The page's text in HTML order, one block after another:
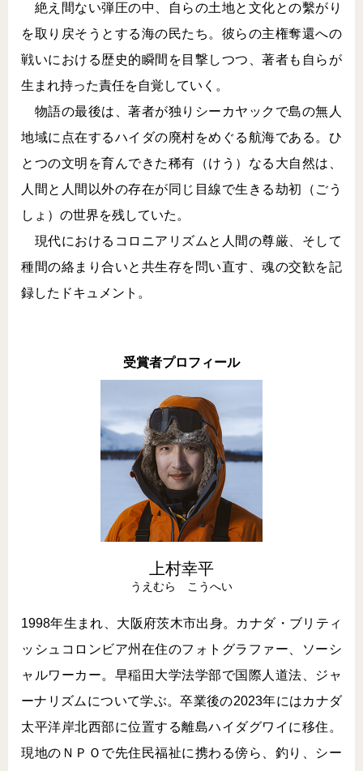
絶え間ない弾圧の中、自らの土地と文化との繫がり
を取り戻そうとする海の民たち。彼らの主権奪還への
戦いにおける歴史的瞬間を目撃しつつ、著者も自らが
生まれ持った責任を自覚していく。
物語の最後は、著者が独りシーカヤックで島の無人
地域に点在するハイダの廃村をめぐる航海である。ひ
とつの文明を育んできた稀有（けう）なる大自然は、
人間と人間以外の存在が同じ目線で生きる劫初（ごう
しょ）の世界を残していた。
現代におけるコロニアリズムと人間の尊厳、そして
種間の絡まり合いと共生存を問い直す、魂の交歓を記
録したドキュメント。
受賞者プロフィール
上村幸平
うえむら こうへい
1998年生まれ、大阪府茨木市出身。カナダ・ブリティ
ッシュコロンビア州在住のフォトグラファー、ソーシ
ャルワーカー。早稲田大学法学部で国際人道法、ジャ
ーナリズムについて学ぶ。卒業後の2023年にはカナダ
太平洋岸北西部に位置する離島ハイダグワイに移住。
現地のＮＰＯで先住民福祉に携わる傍ら、釣り、シー